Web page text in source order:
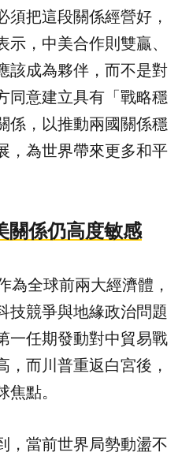
須把這段關係經營好，
，中美合作則雙贏、
該成為夥伴，而不是對
同意建立具有「戰略穩
係，以推動兩國關係穩
，為世界帶來更多和平
關係仍高度敏感
為全球前兩大經濟體，
技競爭與地緣政治問題
一任期發動對中貿易戰
，而川普重返白宮後，
點。
，當前世界局勢動盪不